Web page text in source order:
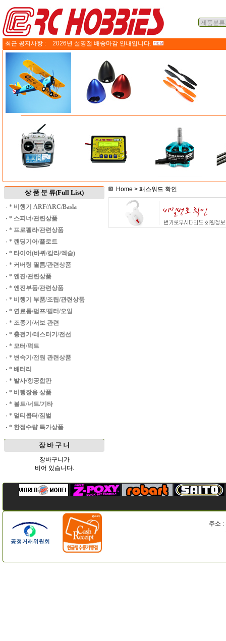
최근 공지사항 : 2026년 설명절 배송마감 안내입니다.
상 품 분 류(Full List)
· * 비행기 ARF/ARC/Basla
· * 스피너/관련상품
· * 프로펠라/관련상품
· * 랜딩기어/플로트
· * 타이어(바퀴/칼라/엑슬)
· * 커버링 필름/관련상품
· * 엔진/관련상품
· * 엔진부품/관련상품
· * 비행기 부품/조립/관련상품
· * 연료통/펌프/필터/오일
· * 조종기/서보 관련
· * 충전기/테스터기/전선
· * 모터/덕트
· * 변속기/전원 관련상품
· * 배터리
· * 발사/항공합판
· * 비행장용 상품
· * 볼트/너트/기타
· * 멀티콥터/짐벌
· * 한정수량 특가상품
장 바 구 니
장바구니가
비어 있습니다.
Home > 패스워드 확인
주소